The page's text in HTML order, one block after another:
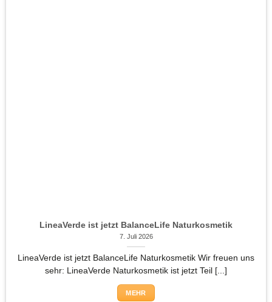
LineaVerde ist jetzt BalanceLife Naturkosmetik
7. Juli 2026
LineaVerde ist jetzt BalanceLife Naturkosmetik Wir freuen uns
sehr: LineaVerde Naturkosmetik ist jetzt Teil [...]
MEHR